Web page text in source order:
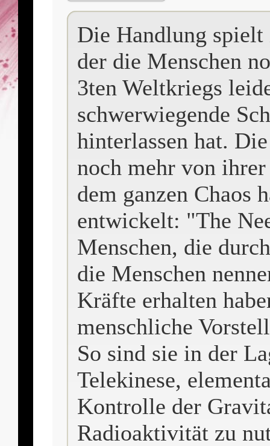
Die Handlung
der die Menschen
3ten Weltkriegs
schwerwiegende
hinterlassen hat.
noch mehr von
dem ganzen Chaos
entwickelt: "The
Menschen, die
die Menschen
Kräfte erhalten
menschliche
So sind sie in der
Telekinese,
Kontrolle der
Radioaktivität zu